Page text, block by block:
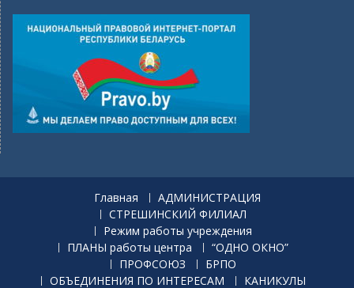
Главная
АДМИНИСТРАЦИЯ
СТРЕШИНСКИЙ ФИЛИАЛ
Режим работы учреждения
ПЛАНЫ работы центра
“ОДНО ОКНО”
ПРОФСОЮЗ
БРПО
ОБЪЕДИНЕНИЯ ПО ИНТЕРЕСАМ
КАНИКУЛЫ